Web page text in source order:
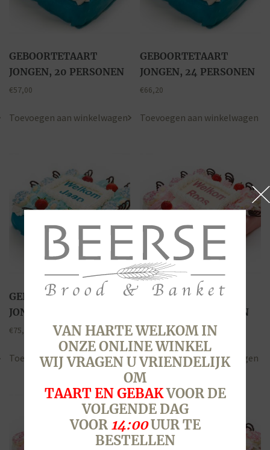
GEBOORTETAART
JONGEN, 20 PERSONEN
€57,00
Toevoegen aan winkelwagen
GEBOORTETAART
JONGEN, 24 PERSONEN
€66,20
Toevoegen aan winkelwagen
GEBOORTETAART
JONGEN, 28 PERSONEN
€75,40
Toevoegen aan winkelwagen
GEBOORTETAART
MEISJE, 16 PERSONEN
€47,80
Toevoegen aan winkelwagen
VAN HARTE WELKOM IN
ONZE ONLINE WINKEL
WIJ VRAGEN U VRIENDELIJK
OM
TAART EN GEBAKVOOR DE
VOLGENDE DAG
VOOR 14:00UUR TE
BESTELLEN